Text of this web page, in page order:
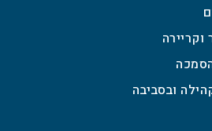
ובסביבה